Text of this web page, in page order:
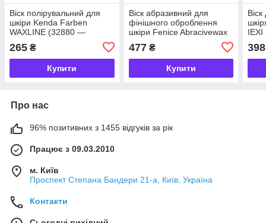
Віск полірувальний для
шкіри Kenda Farben
WAXLINE (32880 —
265 ₴
Купити
Віск абразивний для
фінішного оброблення
шкіри Fenice Abracivewax
DC3800 500 г, коричневий/
нейтральний
477₴
Купити
IEXI
398
Про нас
96% позитивних з 1455 відгуків за рік
Працює з 09.03.2010
м. Київ
Проспект Степана Бандери 21-а, Київ, Україна
Контакти